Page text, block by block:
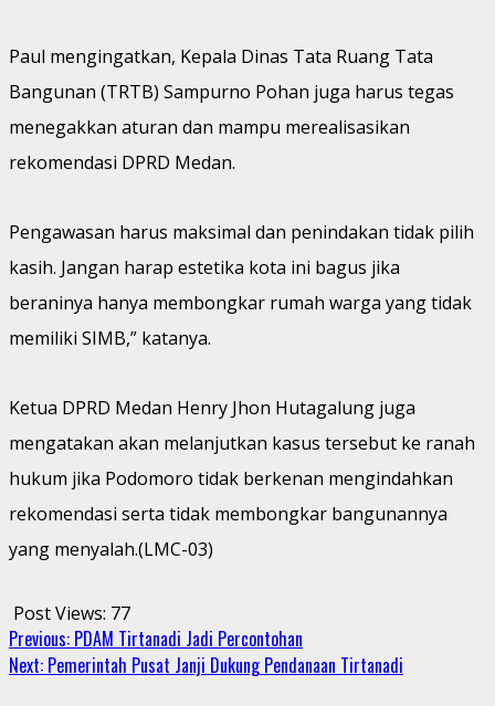
Paul mengingatkan, Kepala Dinas Tata Ruang Tata
Bangunan (TRTB) Sampurno Pohan juga harus tegas
menegakkan aturan dan mampu merealisasikan
rekomendasi DPRD Medan.
Pengawasan harus maksimal dan penindakan tidak pilih
kasih. Jangan harap estetika kota ini bagus jika
beraninya hanya membongkar rumah warga yang tidak
memiliki SIMB,” katanya.
Ketua DPRD Medan Henry Jhon Hutagalung juga
mengatakan akan melanjutkan kasus tersebut ke ranah
hukum jika Podomoro tidak berkenan mengindahkan
rekomendasi serta tidak membongkar bangunannya
yang menyalah.(LMC-03)
Post Views: 77
Continue
Reading
Previous: PDAM Tirtanadi Jadi Percontohan
Next: Pemerintah Pusat Janji Dukung Pendanaan Tirtanadi